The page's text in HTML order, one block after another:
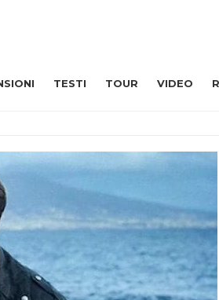
TESTI TOUR VIDEO